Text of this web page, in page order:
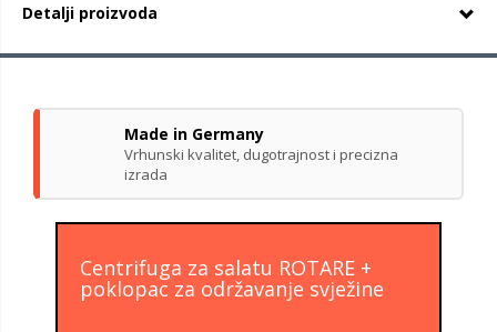
Detalji proizvoda
Made in Germany
Vrhunski kvalitet, dugotrajnost i precizna
izrada
Centrifuga za salatu ROTARE +
poklopac za održavanje svježine